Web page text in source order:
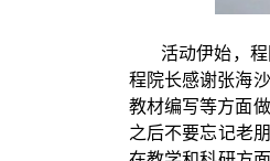
活动伊始，
程院长感谢张海
教材编写等方面
之后不要忘记老